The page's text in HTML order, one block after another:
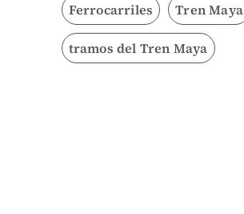
Ferrocarriles Tren Maya
tramos del Tren Maya